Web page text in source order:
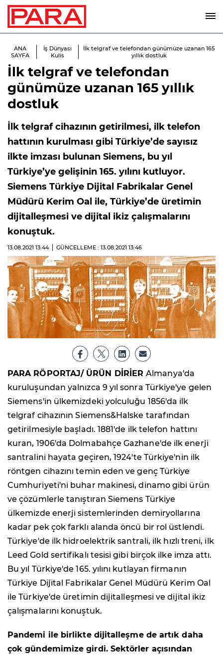
ANA
SAYFA
İş Dünyası
Kulis
İlk telgraf ve telefondan günümüze uzanan 165
yıllık dostluk
İlk telgraf ve telefondan
günümüze uzanan 165 yıllık
dostluk
İlk telgraf cihazının getirilmesi, ilk telefon
hattının kurulması gibi Türkiye’de sayısız
ilkte imzası bulunan Siemens, bu yıl
Türkiye’ye gelişinin 165. yılını kutluyor.
Siemens Türkiye Dijital Fabrikalar Genel
Müdürü Kerim Oal ile, Türkiye’de üretimin
dijitalleşmesi ve dijital ikiz çalışmalarını
konuştuk.
13.08.2021 13:44 GÜNCELLEME : 13.08.2021 13:46
PARA RÖPORTAJ/ ÜRÜN DİRİERAlmanya'da
kuruluşundan yalnızca 9 yıl sonra Türkiye'ye gelen
Siemens'in ülkemizdeki yolculuğu 1856'da ilk
telgraf cihazının Siemens&Halske tarafından
getirilmesiyle başladı. 1881'de ilk telefon hattını
kuran, 1906'da Dolmabahçe Gazhane'de ilk enerji
santralini hayata geçiren, 1924'te Türkiye'nin ilk
röntgen cihazını temin eden ve genç Türkiye
Cumhuriyeti'ni buhar makinesi, dinamo gibi ürün
ve çözümlerle tanıştıran Siemens Türkiye
ülkemizde enerji sistemlerinden demiryollarına
kadar pek çok farklı alanda öncü bir rol üstlendi.
Türkiye'de ilk hidroelektrik santrali, ilk hızlı treni, ilk
Leed Gold sertifikalı tesisi gibi birçok ilke imza attı.
Bu yıl Türkiye'de 165. yılını kutlayan firmanın
Türkiye Dijital Fabrikalar Genel Müdürü Kerim Oal
ile Türkiye'de üretimin dijitalleşmesi ve dijital ikiz
çalışmalarını konuştuk.
Pandemi ile birlikte dijitalleşme de artık daha
çok gündemimize girdi. Sektörler açısından